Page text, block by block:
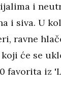
i
i siva. U
ravne
će se
favorita iz